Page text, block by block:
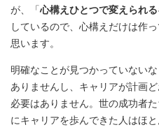
が、「心構えひとつで変えられ
しているので、心構えだけは作
思います。
明確なことが見つかっていない
ありませんし、キャリアが計画
必要はありません。世の成功者
にキャリアを歩んできた人はほと